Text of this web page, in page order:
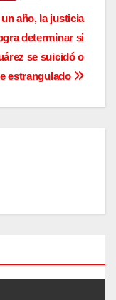
año, la justicia
determinar si
se suicidó o
estrangulado